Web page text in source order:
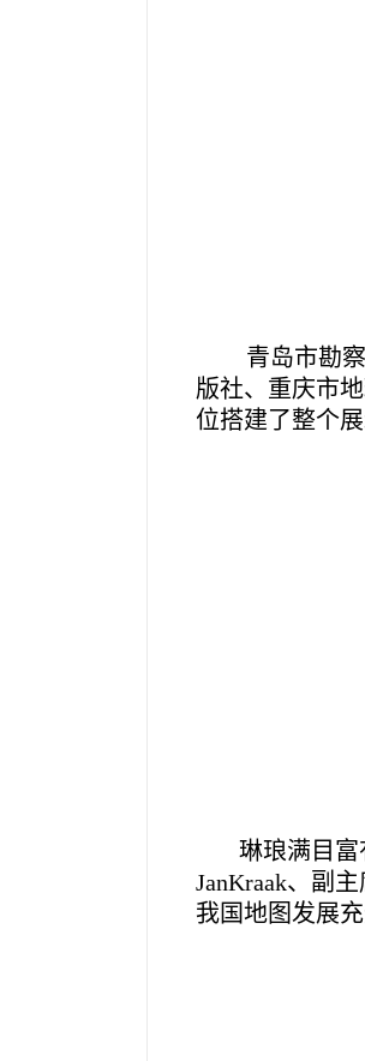
青岛市勘
版社、重庆市
位搭建了整个
琳琅满目
JanKraak、副
我国地图发展